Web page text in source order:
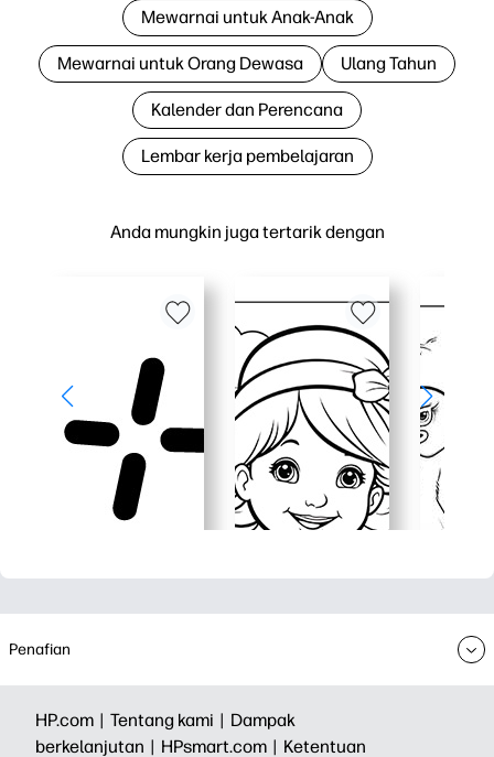
Anda mungkin juga tertarik dengan
Mewarnai untuk Anak-Anak
Mewarnai untuk Orang Dewasa Ulang Tahun
Kalender dan Perencana
Lembar kerja pembelajaran
Penafian
HP.com | Tentang kami | Dampak
berkelanjutan | HPsmart.com | Ketentuan